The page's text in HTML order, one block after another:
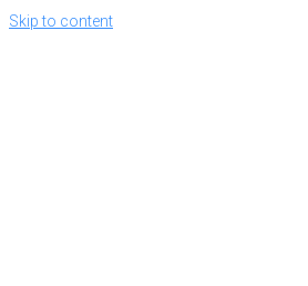
Skip to content